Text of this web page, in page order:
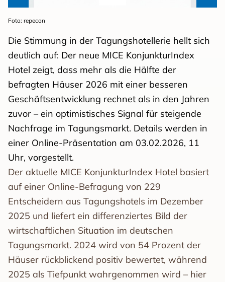
Foto: repecon
Die Stimmung in der Tagungshotellerie hellt sich
deutlich auf: Der neue MICE KonjunkturIndex
Hotel zeigt, dass mehr als die Hälfte der
befragten Häuser 2026 mit einer besseren
Geschäftsentwicklung rechnet als in den Jahren
zuvor – ein optimistisches Signal für steigende
Nachfrage im Tagungsmarkt. Details werden in
einer Online-Präsentation am 03.02.2026, 11
Uhr, vorgestellt.
Der aktuelle MICE KonjunkturIndex Hotel basiert
auf einer Online-Befragung von 229
Entscheidern aus Tagungshotels im Dezember
2025 und liefert ein differenziertes Bild der
wirtschaftlichen Situation im deutschen
Tagungsmarkt. 2024 wird von 54 Prozent der
Häuser rückblickend positiv bewertet, während
2025 als Tiefpunkt wahrgenommen wird – hier